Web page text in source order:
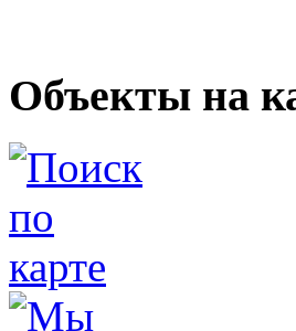
Объекты на